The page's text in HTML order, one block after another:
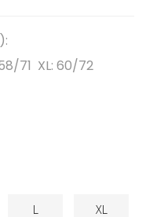
71 XL: 60/72
L XL